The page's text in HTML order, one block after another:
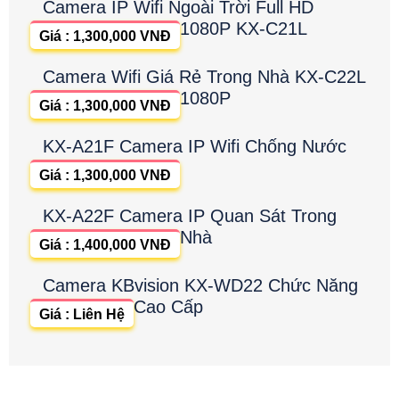
Camera IP Wifi Ngoài Trời Full HD
1080P KX-C21L
Giá : 1,300,000 VNĐ
Camera Wifi Giá Rẻ Trong Nhà KX-C22L
1080P
Giá : 1,300,000 VNĐ
KX-A21F Camera IP Wifi Chống Nước
Giá : 1,300,000 VNĐ
KX-A22F Camera IP Quan Sát Trong
Nhà
Giá : 1,400,000 VNĐ
Camera KBvision KX-WD22 Chức Năng
Cao Cấp
Giá : Liên Hệ